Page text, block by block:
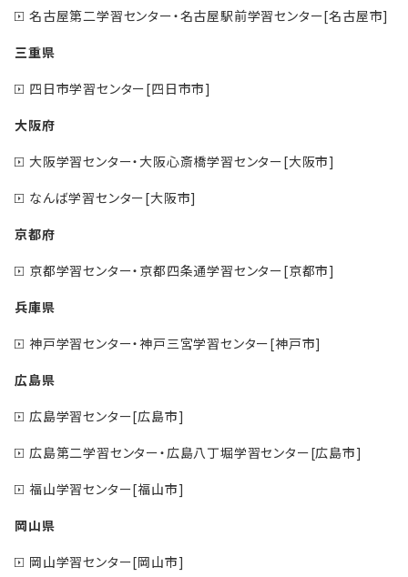
名古屋第二学習センター・名古屋駅前学習センター[名古屋市]
三重県
四日市学習センター[四日市市]
大阪府
大阪学習センター・大阪心斎橋学習センター[大阪市]
なんば学習センター[大阪市]
京都府
京都学習センター・京都四条通学習センター[京都市]
兵庫県
神戸学習センター・神戸三宮学習センター[神戸市]
広島県
広島学習センター[広島市]
広島第二学習センター・広島八丁堀学習センター[広島市]
福山学習センター[福山市]
岡山県
岡山学習センター[岡山市]